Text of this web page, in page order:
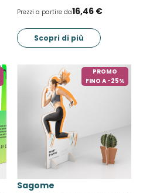
Prezzi a partire da16,46 €
Scopri di più
PROMO
FINO A -25%
Sagome